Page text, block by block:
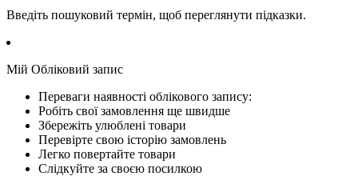
Введіть пошуковий термін, щоб переглянути підказки.
Мій Обліковий запис
Переваги наявності облікового запису:
Робіть свої замовлення ще швидше
Збережіть улюблені товари
Перевірте свою історію замовлень
Легко повертайте товари
Слідкуйте за своєю посилкою